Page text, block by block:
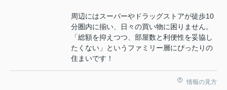
周辺にはスーパーやドラッグストアが徒歩10
分圏内に揃い、日々の買い物に困りません。
「総額を抑えつつ、部屋数と利便性を妥協し
たくない」というファミリー層にぴったりの
住まいです！
情報の見方